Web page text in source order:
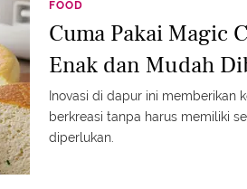
FOOD
Cuma Pakai Magic
Enak dan Mudah
Inovasi di dapur ini memberikan
berkreasi tanpa harus memiliki
diperlukan.